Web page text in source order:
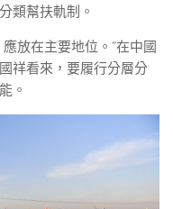
類幫扶軌制。
放在主要地位。”在中國
祥看來，要履行分層分
。